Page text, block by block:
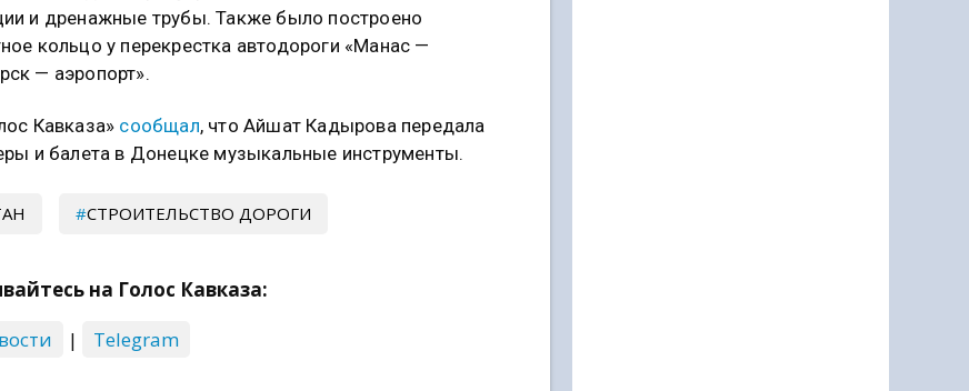
и дренажные трубы. Также было построено
кольцо у перекрестка автодороги «Манас —
— аэропорт».
Кавказа» сообщал, что Айшат Кадырова передала
и балета в Донецке музыкальные инструменты.
СТРОИТЕЛЬСТВО ДОРОГИ
на Голос Кавказа:
| Telegram